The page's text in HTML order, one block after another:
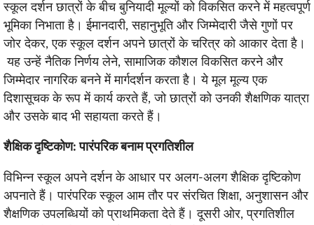
स्कूल दर्शन छात्रों के बीच बुनियादी मूल्यों को विकसित करने में महत्वपूर्ण
भूमिका निभाता है। ईमानदारी, सहानुभूति और जिम्मेदारी जैसे गुणों पर
जोर देकर, एक स्कूल दर्शन अपने छात्रों के चरित्र को आकार देता है।
यह उन्हें नैतिक निर्णय लेने, सामाजिक कौशल विकसित करने और
जिम्मेदार नागरिक बनने में मार्गदर्शन करता है। ये मूल मूल्य एक
दिशासूचक के रूप में कार्य करते हैं, जो छात्रों को उनकी शैक्षणिक यात्रा
और उसके बाद भी सहायता करते हैं।
शैक्षिक दृष्टिकोण: पारंपरिक बनाम प्रगतिशील
विभिन्न स्कूल अपने दर्शन के आधार पर अलग-अलग शैक्षिक दृष्टिकोण
अपनाते हैं। पारंपरिक स्कूल आम तौर पर संरचित शिक्षा, अनुशासन और
शैक्षणिक उपलब्धियों को प्राथमिकता देते हैं। दूसरी ओर, प्रगतिशील